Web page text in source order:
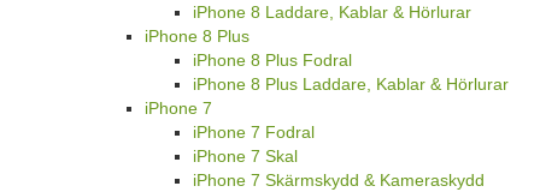
iPhone 8 Laddare, Kablar & Hörlurar
iPhone 8 Plus
iPhone 8 Plus Fodral
iPhone 8 Plus Laddare, Kablar & Hörlurar
iPhone 7
iPhone 7 Fodral
iPhone 7 Skal
iPhone 7 Skärmskydd & Kameraskydd